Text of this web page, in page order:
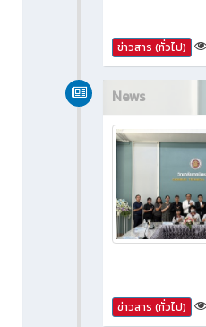
ข่าวสาร (ทั่วไป)